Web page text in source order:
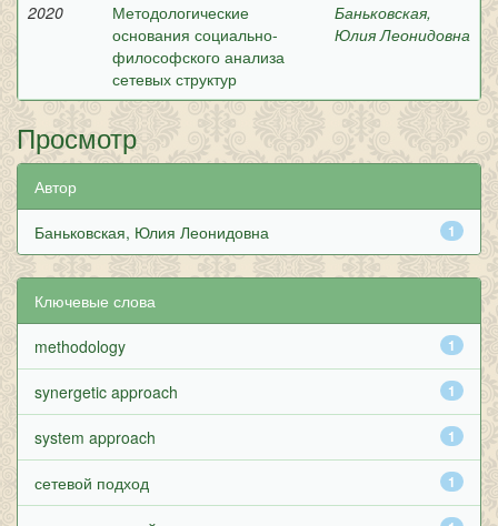
2020
Методологические
основания социально-
философского анализа
сетевых структур
Баньковская,
Юлия Леонидовна
Просмотр
Автор
1
Баньковская, Юлия Леонидовна
Ключевые слова
1
methodology
1
synergetic approach
1
system approach
1
сетевой подход